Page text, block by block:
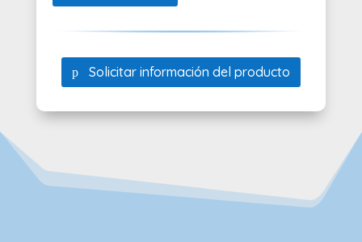
Solicitar información del producto